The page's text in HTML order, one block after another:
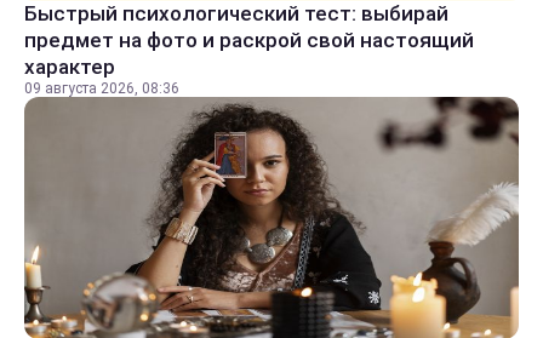
Быстрый психологический тест: выбирай
предмет на фото и раскрой свой настоящий
характер
09 августа 2026, 08:36